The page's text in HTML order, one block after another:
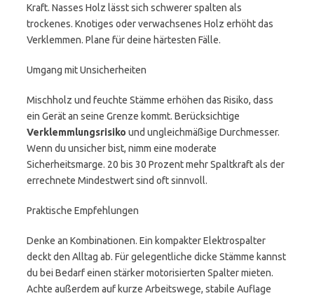
Kraft. Nasses Holz lässt sich schwerer spalten als
trockenes. Knotiges oder verwachsenes Holz erhöht das
Verklemmen. Plane für deine härtesten Fälle.
Umgang mit Unsicherheiten
Mischholz und feuchte Stämme erhöhen das Risiko, dass
ein Gerät an seine Grenze kommt. Berücksichtige
Verklemmlungsrisiko und ungleichmäßige Durchmesser.
Wenn du unsicher bist, nimm eine moderate
Sicherheitsmarge. 20 bis 30 Prozent mehr Spaltkraft als der
errechnete Mindestwert sind oft sinnvoll.
Praktische Empfehlungen
Denke an Kombinationen. Ein kompakter Elektrospalter
deckt den Alltag ab. Für gelegentliche dicke Stämme kannst
du bei Bedarf einen stärker motorisierten Spalter mieten.
Achte außerdem auf kurze Arbeitswege, stabile Auflage